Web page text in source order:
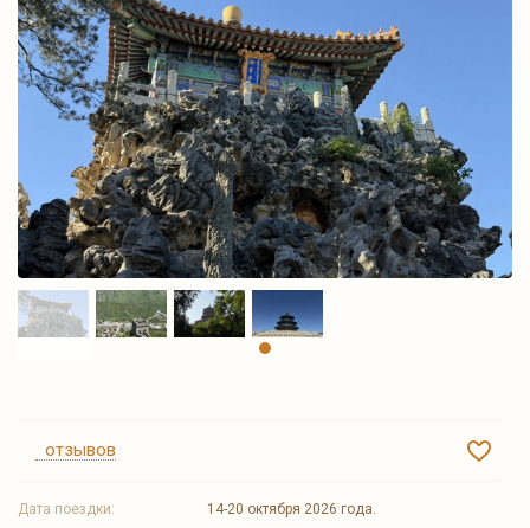
отзывов
Дата поездки: 14-20 октября 2026 года.